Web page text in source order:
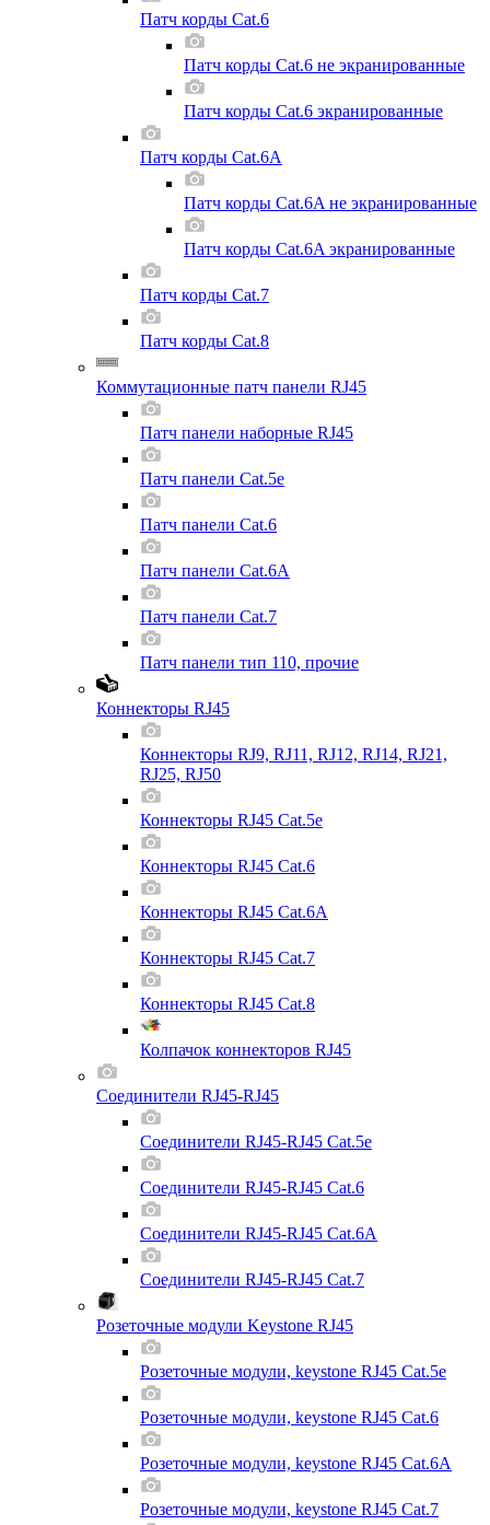
Патч корды Cat.6
Патч корды Cat.6 не экранированные
Патч корды Cat.6 экранированные
Патч корды Cat.6A
Патч корды Cat.6A не экранированные
Патч корды Cat.6A экранированные
Патч корды Cat.7
Патч корды Cat.8
Коммутационные патч панели RJ45
Патч панели наборные RJ45
Патч панели Cat.5e
Патч панели Cat.6
Патч панели Cat.6A
Патч панели Cat.7
Патч панели тип 110, прочие
Коннекторы RJ45
Коннекторы RJ9, RJ11, RJ12, RJ14, RJ21,
RJ25, RJ50
Коннекторы RJ45 Cat.5e
Коннекторы RJ45 Cat.6
Коннекторы RJ45 Cat.6A
Коннекторы RJ45 Cat.7
Коннекторы RJ45 Cat.8
Колпачок коннекторов RJ45
Соединители RJ45-RJ45
Соединители RJ45-RJ45 Cat.5e
Соединители RJ45-RJ45 Cat.6
Соединители RJ45-RJ45 Cat.6A
Соединители RJ45-RJ45 Cat.7
Розеточные модули Keystone RJ45
Розеточные модули, keystone RJ45 Cat.5e
Розеточные модули, keystone RJ45 Cat.6
Розеточные модули, keystone RJ45 Cat.6A
Розеточные модули, keystone RJ45 Cat.7